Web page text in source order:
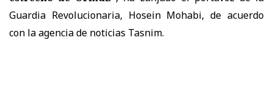
Guardia Revolucionaria, Hosein Mohabi, de acuerdo
con la agencia de noticias Tasnim.